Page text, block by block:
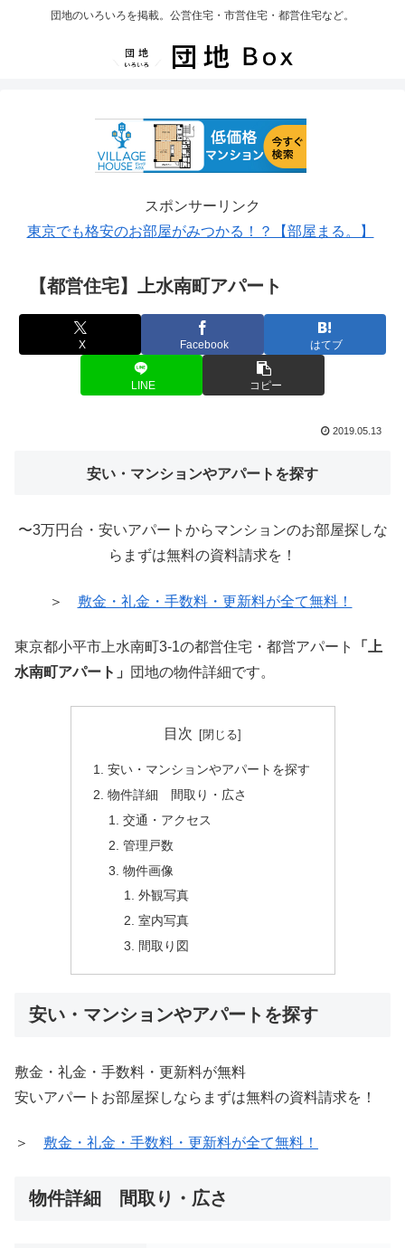
団地のいろいろを掲載。公営住宅・市営住宅・都営住宅など。
スポンサーリンク
東京でも格安のお部屋がみつかる！？【部屋まる。】
【都営住宅】上水南町アパート
X Facebook はてブ
LINE コピー
2019.05.13
安い・マンションやアパートを探す
〜3万円台・安いアパートからマンションのお部屋探しな
らまずは無料の資料請求を！
＞ 敷金・礼金・手数料・更新料が全て無料！
東京都小平市上水南町3-1の都営住宅・都営アパート
「上
水南町アパート」
団地の物件詳細です。
目次
安い・マンションやアパートを探す
物件詳細 間取り・広さ
交通・アクセス
管理戸数
物件画像
外観写真
室内写真
間取り図
安い・マンションやアパートを探す
敷金・礼金・手数料・更新料が無料
安いアパートお部屋探しならまずは無料の資料請求を！
＞ 敷金・礼金・手数料・更新料が全て無料！
物件詳細 間取り・広さ